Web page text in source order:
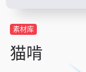
素材库
猫啃